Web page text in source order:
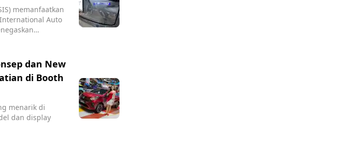
memanfaatkan
Auto
dan New
di Booth
menarik di
dan display